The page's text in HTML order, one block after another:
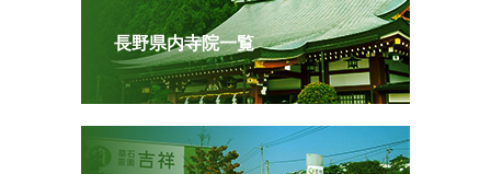
長野県内寺院一覧